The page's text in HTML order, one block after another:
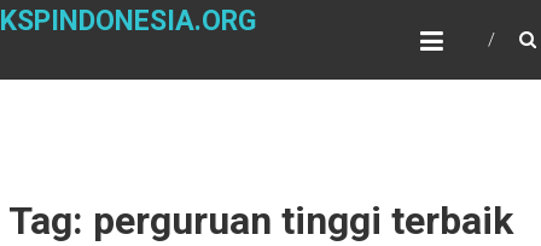
Skip
KSPINDONESIA.ORG
Tag: perguruan tinggi terbaik